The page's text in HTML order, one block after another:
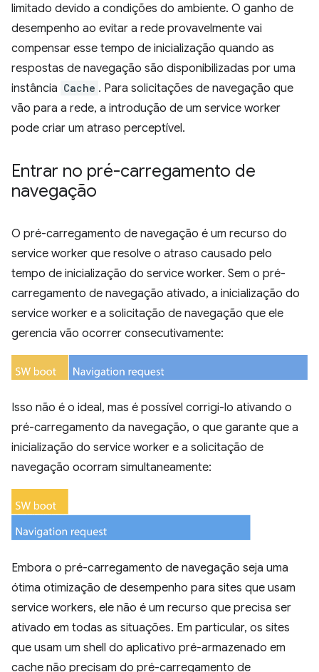
limitado devido a condições do ambiente. O ganho de
desempenho ao evitar a rede provavelmente vai
compensar esse tempo de inicialização quando as
respostas de navegação são disponibilizadas por uma
instância Cache . Para solicitações de navegação que
vão para a rede, a introdução de um service worker
pode criar um atraso perceptível.
Entrar no pré-carregamento de
navegação
O pré-carregamento de navegação é um recurso do
service worker que resolve o atraso causado pelo
tempo de inicialização do service worker. Sem o pré-
carregamento de navegação ativado, a inicialização do
service worker e a solicitação de navegação que ele
gerencia vão ocorrer consecutivamente:
Isso não é o ideal, mas é possível corrigi-lo ativando o
pré-carregamento da navegação, o que garante que a
inicialização do service worker e a solicitação de
navegação ocorram simultaneamente:
Embora o pré-carregamento de navegação seja uma
ótima otimização de desempenho para sites que usam
service workers, ele não é um recurso que precisa ser
ativado em todas as situações. Em particular, os sites
que usam um shell do aplicativo pré-armazenado em
cache não precisam do pré-carregamento de